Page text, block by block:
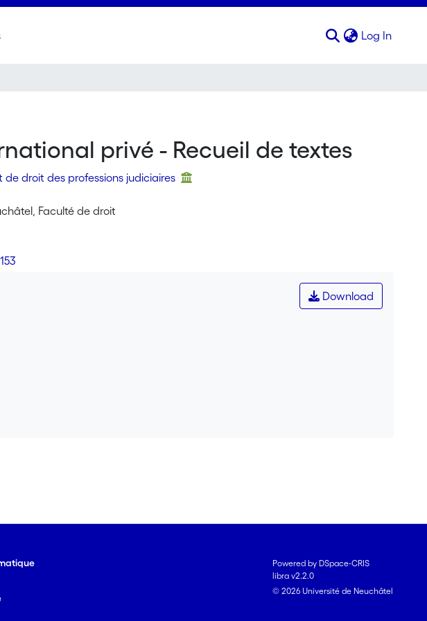
Log In
privé - Recueil de textes
droit des professions judiciaires
Faculté de droit
Download
Powered by DSpace-CRIS
libra v2.2.0
© 2026 Université de Neuchâtel